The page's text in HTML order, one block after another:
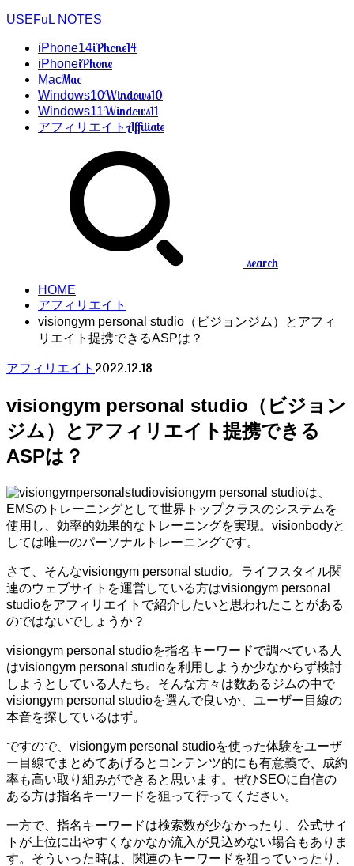
USEFuL NOTES
iPhone14iPhone14
iPhoneiPhone
MacMac
Windows10Windows10
Windows11Windows11
アフィリエイトAffiliate
search
HOME
アフィリエイト
visiongym personal studio（ビジョンジム）とアフィ
リエイト提携できるASPは？
アフィリエイト 2022.12.18
visiongym personal studio（ビジョン
ジム）とアフィリエイト提携できる
ASPは？
visiongym personal studioは、
EMSのトレーニングとして世界トップクラスのシステムを
使用し、効率的効果的なトレーニングを実現。visionbodyと
しては唯一のパーソナルトレーニングです。
さて、そんなvisiongym personal studio。ライフスタイル関
連のウェブサイトを運営している方はvisiongym personal
studioをアフィリエイトで紹介したいと思われたことがある
のではないでしょうか？
visiongym personal studioを指名キーワードで調べている人
はvisiongym personal studioを利用しようか少なからず検討
しようとしている人たち。そんな方々は数あるジムの中で
visiongym personal studioを選んで良いか、ユーザー目線の
本音を探しているはず。
ですので、visiongym personal studioを使った体験をユーザ
ー目線でまとめてあげるとコンテンツ的にも有意義で、成約
率も高い取り組みができると思います。ぜひSEOに自信の
ある方は指名キーワードを狙って行ってください。
一方で、指名キーワードは検索数が少なかったり、公式サイ
トが上位に出やすくなかなか流入が見込めない場合もありま
す。そういった時は、関連のキーワードを狙っていったり、